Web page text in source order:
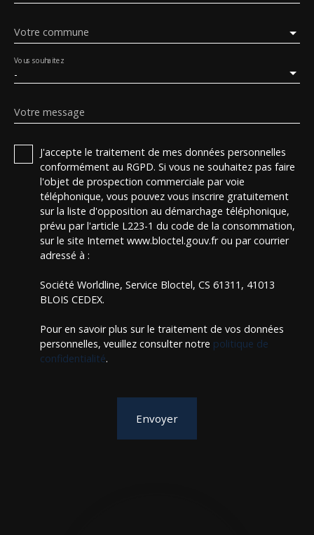
Votre commune
-
Vous souhaitez
Votre message
J'accepte le traitement de mes données personnelles
conformément au RGPD. Si vous ne souhaitez pas faire
l'objet de prospection commerciale par voie
téléphonique, vous pouvez vous inscrire gratuitement
sur la liste d'opposition au démarchage téléphonique,
prévu par l'article L223-1 du code de la consommation,
sur le site Internet www.bloctel.gouv.fr ou par courrier
adressé à :
Société Worldline, Service Bloctel, CS 61311, 41013
BLOIS CEDEX.
Pour en savoir plus sur le traitement de vos données
personnelles, veuillez consulter notre politique de
confidentialité.
Envoyer